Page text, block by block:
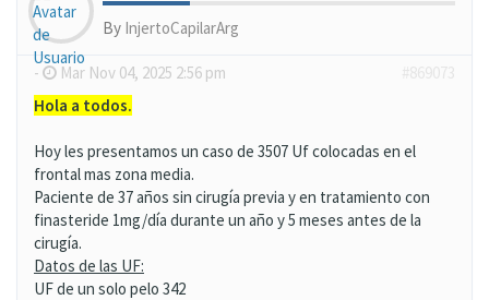
By InjertoCapilarArg
- Mar Nov 04, 2025 2:56 pm
Hola a todos.
Hoy les presentamos un caso de 3507 Uf colocadas en el
frontal mas zona media.
Paciente de 37 años sin cirugía previa y en tratamiento con
finasteride 1mg/día durante un año y 5 meses antes de la
cirugía.
Datos de las UF:
UF de un solo pelo 342